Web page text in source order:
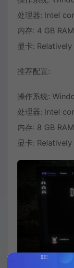
处理器: Intel
内存: 4 GB RAM
显卡:
推荐配置:
操作系统:
处理器: Intel
内存: 8 GB RAM
显卡: